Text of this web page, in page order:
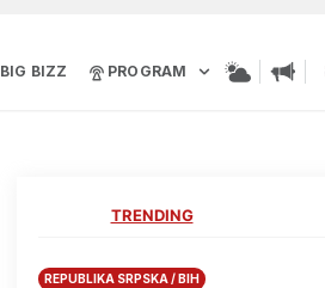
BIG BIZZ PROGRAM
TRENDING
REPUBLIKA SRPSKA / BIH